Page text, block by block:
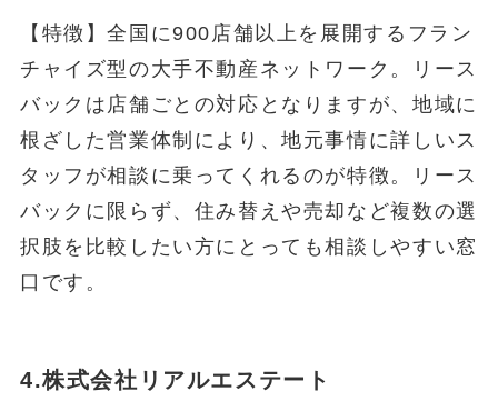
【特徴】全国に900店舗以上を展開するフラン
チャイズ型の大手不動産ネットワーク。リース
バックは店舗ごとの対応となりますが、地域に
根ざした営業体制により、地元事情に詳しいス
タッフが相談に乗ってくれるのが特徴。リース
バックに限らず、住み替えや売却など複数の選
択肢を比較したい方にとっても相談しやすい窓
口です。
4.株式会社リアルエステート